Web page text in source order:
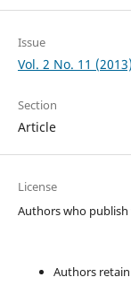
Issue
Vol. 2 No. 11
Section
Article
License
Authors who
Authors